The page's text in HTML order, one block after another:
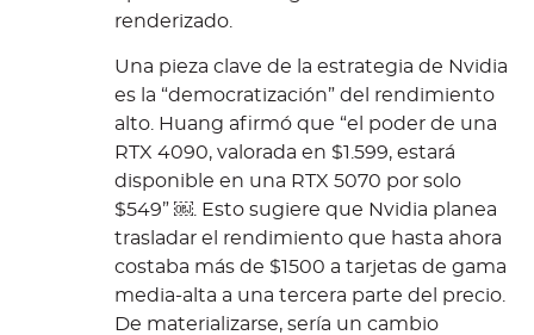
renderizado.
Una pieza clave de la estrategia de Nvidia
es la “democratización” del rendimiento
alto. Huang afirmó que “el poder de una
RTX 4090, valorada en $1.599, estará
disponible en una RTX 5070 por solo
$549” ￼. Esto sugiere que Nvidia planea
trasladar el rendimiento que hasta ahora
costaba más de $1500 a tarjetas de gama
media-alta a una tercera parte del precio.
De materializarse, sería un cambio